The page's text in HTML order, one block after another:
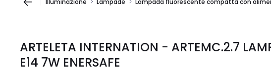
Illuminazione Lampade Lampada fluorescente compatta con
ARTELETA INTERNATION - ARTEMC.2.7
E14 7W ENERSAFE